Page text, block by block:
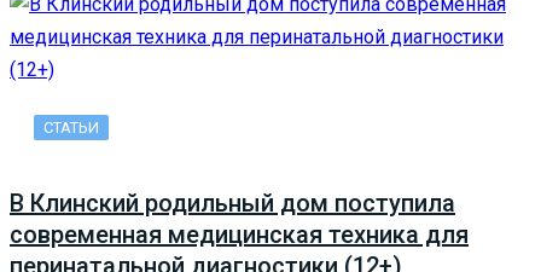
СТАТЬИ
В Клинский родильный дом поступила
современная медицинская техника для
перинатальной диагностики (12+)